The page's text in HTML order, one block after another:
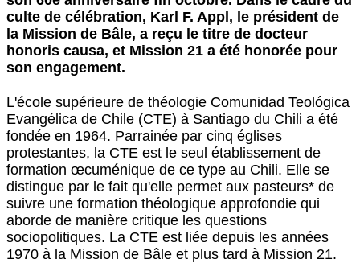
culte de célébration, Karl F. Appl, le président de
la Mission de Bâle, a reçu le titre de docteur
honoris causa, et Mission 21 a été honorée pour
son engagement.
L'école supérieure de théologie Comunidad Teológica
Evangélica de Chile (CTE) à Santiago du Chili a été
fondée en 1964. Parrainée par cinq églises
protestantes, la CTE est le seul établissement de
formation œcuménique de ce type au Chili. Elle se
distingue par le fait qu'elle permet aux pasteurs* de
suivre une formation théologique approfondie qui
aborde de manière critique les questions
sociopolitiques. La CTE est liée depuis les années
1970 à la Mission de Bâle et plus tard à Mission 21.